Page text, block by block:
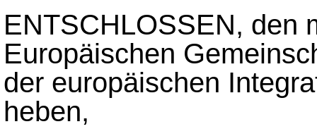
ENTSCHLOSSEN, den
Europäischen
der europäischen
heben,